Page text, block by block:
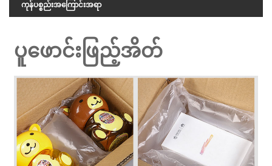
ကုန်ပစ္စည်းအကြောင်းအရာ
ပူဖောင်းဖြည့်အိတ်